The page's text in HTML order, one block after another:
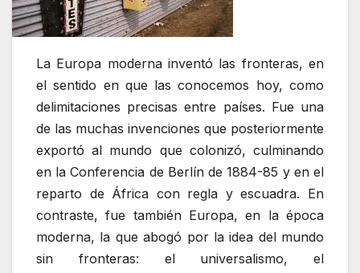
La Europa moderna inventó las fronteras, en
el sentido en que las conocemos hoy, como
delimitaciones precisas entre países. Fue una
de las muchas invenciones que posteriormente
exportó al mundo que colonizó, culminando
en la Conferencia de Berlín de 1884-85 y en el
reparto de África con regla y escuadra. En
contraste, fue también Europa, en la época
moderna, la que abogó por la idea del mundo
sin fronteras: el universalismo, el